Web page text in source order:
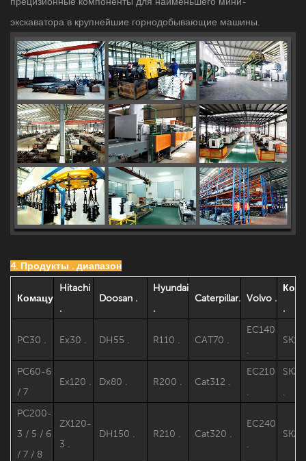
экскаватора в крупнейшие горнодобывающие машины.
4. Продукты . диапазон
Комацу
Hitachi
.
Doosan .
Hyundai
.
Caterpillar. Volvo .
.
PC30 . Ex30 . DH55 . R110 . CAT70 .
EC140
.
PC60-6
/ 7
Ex120 . Dx80 . R200 . Cat312 .
EC210
.
.
PC200-
3 / 5 / 6
/ 7 / 8
ZX120-
3 .
DH150 . R210 . Cat320 .
EC240
.